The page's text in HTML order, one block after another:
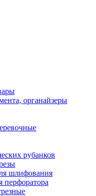
органайзеры
рубанков
шлифования
перфоратора